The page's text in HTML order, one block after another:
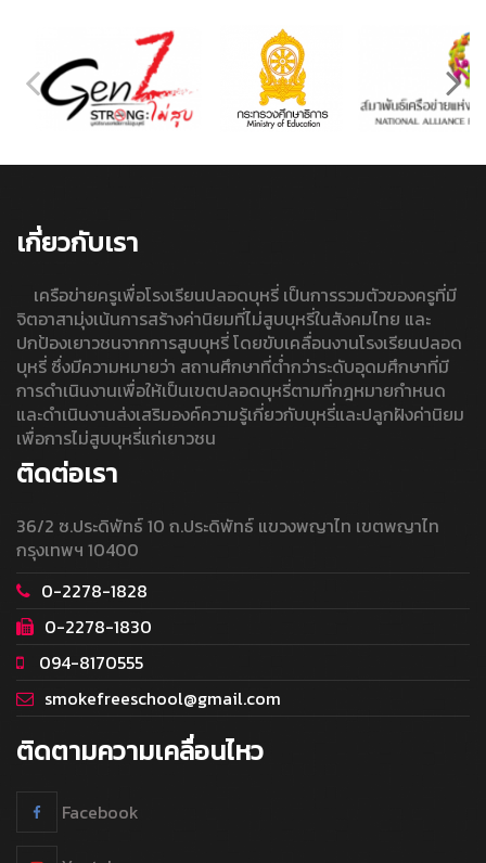
เกี่ยวกับเรา
เครือข่ายครูเพื่อโรงเรียนปลอดบุหรี่ เป็นการรวมตัวของครูที่มี
จิตอาสามุ่งเน้นการสร้างค่านิยมที่ไม่สูบบุหรี่ในสังคมไทย และ
ปกป้องเยาวชนจากการสูบบุหรี่ โดยขับเคลื่อนงานโรงเรียนปลอด
บุหรี่ ซึ่งมีความหมายว่า สถานศึกษาที่ต่ำกว่าระดับอุดมศึกษาที่มี
การดำเนินงานเพื่อให้เป็นเขตปลอดบุหรี่ตามที่กฎหมายกำหนด
และดำเนินงานส่งเสริมองค์ความรู้เกี่ยวกับบุหรี่และปลูกฝังค่านิยม
เพื่อการไม่สูบบุหรี่แก่เยาวชน
ติดต่อเรา
36/2 ซ.ประดิพัทธ์ 10 ถ.ประดิพัทธ์ แขวงพญาไท เขตพญาไท
กรุงเทพฯ 10400
0-2278-1828
0-2278-1830
094-8170555
smokefreeschool@gmail.com
ติดตามความเคลื่อนไหว
Facebook